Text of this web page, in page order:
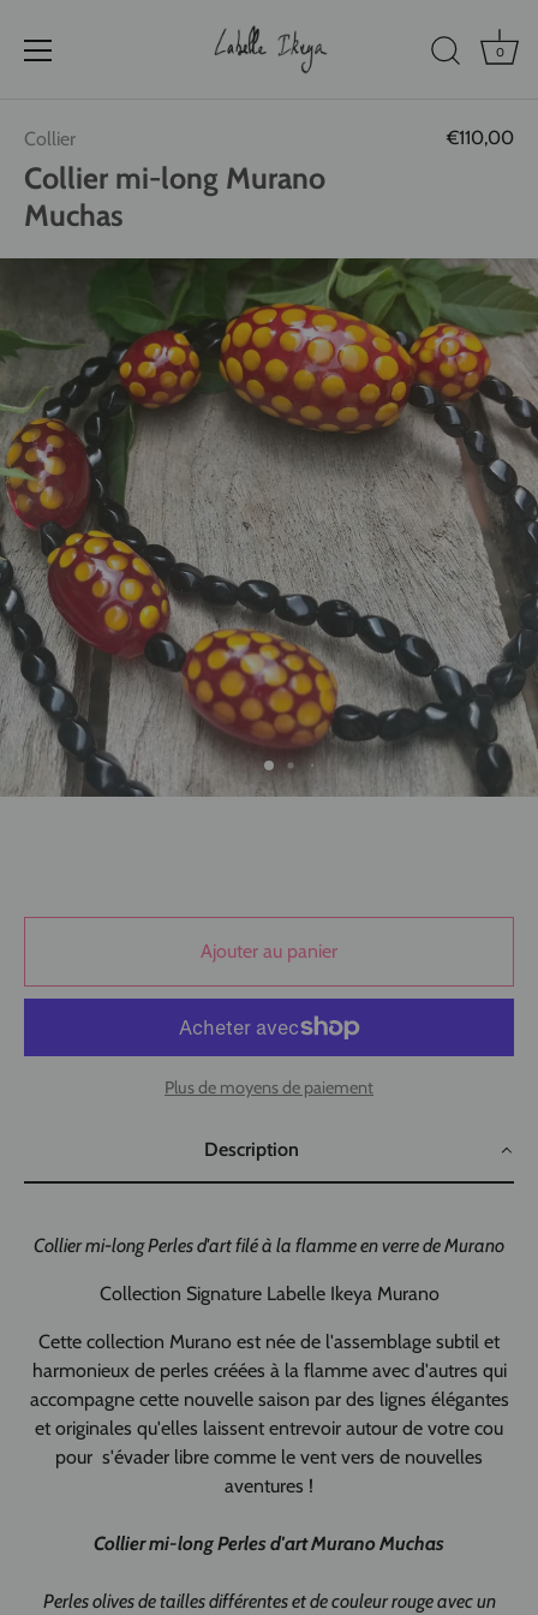
contenu
0
Collier €110,00
Collier mi-long Murano
Muchas
Ajouter au panier
Plus de moyens de paiement
Description
Collier mi-long Perles d'art filé à la flamme en verre de Murano
Collection Signature Labelle Ikeya Murano
Cette collection Murano est née de l'assemblage subtil et
harmonieux de perles créées à la flamme avec d'autres qui
accompagne cette nouvelle saison par des lignes élégantes
et originales qu'elles laissent entrevoir autour de votre cou
pour s'évader libre comme le vent vers de nouvelles
aventures !
Collier mi-long Perles d'art MuranoMuchas
Perles olives de tailles différentes et de couleur rouge avec un